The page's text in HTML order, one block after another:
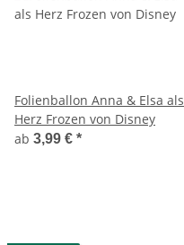
Folienballon Anna & Elsa als
Herz Frozen von Disney
ab 3,99 € *